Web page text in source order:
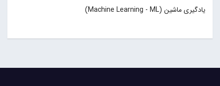
یادگیری ماشین (Machine Learning - ML)